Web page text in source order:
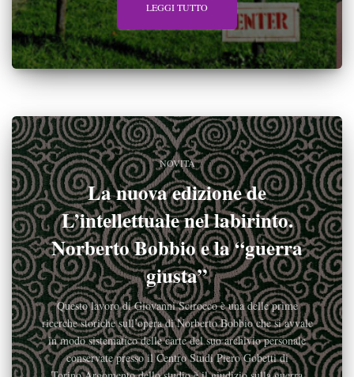
LEGGI TUTTO
NOVITÀ
La nuova edizione de
L’intellettuale nel labirinto.
Norberto Bobbio e la “guerra
giusta”
Questo lavoro di Giovanni Scirocco è una delle prime
ricerche storiche sull’opera di Norberto Bobbio che si avvale
in modo sistematico delle carte del suo archivio personale
conservate presso il Centro Studi Piero Gobetti di